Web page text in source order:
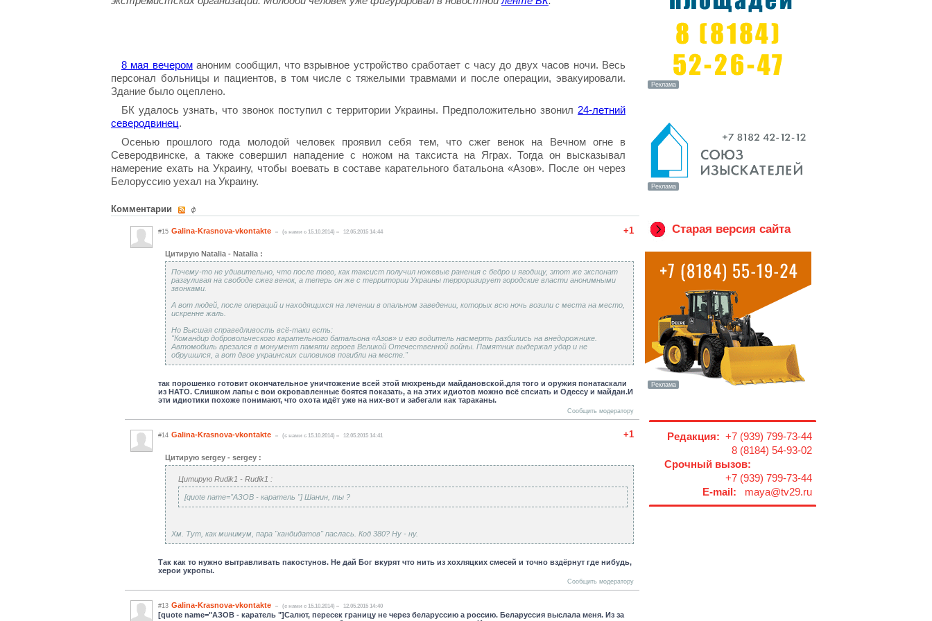
8 мая вечероманоним сообщил, что взрывное устройство сработает с часу до двух часов ночи. Весь
персонал больницы и пациентов, в том числе с тяжелыми травмами и после операции, эвакуировали.
Здание было оцеплено.
БК удалось узнать, что звонок поступил с территории Украины. Предположительно звонил 24-летний
северодвинец.
Осенью прошлого года молодой человек проявил себя тем, что сжег венок на Вечном огне в
Северодвинске, а также совершил нападение с ножом на таксиста на Яграх. Тогда он высказывал
намерение ехать на Украину, чтобы воевать в составе карательного батальона «Азов». После он через
Белоруссию уехал на Украину.
Комментарии
+1
#15 Galina-Krasnova-vkontakte (c нами с 15.10.2014) 12.05.2015 14:44
Цитирую Natalia - Natalia :
Почему-то не удивительно, что после того, как таксист получил ножевые ранения с бедро и ягодицу, этот же экспонат
разгуливая на свободе сжег венок, а теперь он же с территории Украины терроризирует городские власти анонимными
звонками.
А вот людей, после операций и находящихся на лечении в опальном заведении, которых всю ночь возили с места на место,
искренне жаль.
Но Высшая справедливость всё-таки есть:
"Командир добровольческого карательного батальона «Азов» и его водитель насмерть разбились на внедорожнике.
Автомобиль врезался в монумент памяти героев Великой Отечественной войны. Памятник выдержал удар и не
обрушился, а вот двое украинских силовиков погибли на месте."
так порошенко готовит окончательное уничтожение всей этой мюхреньди майдановской.для того и оружия понатаскали
из НАТО. Слишком лапы с вои окровавленные боятся показать, а на этих идиотов можно всё спсиать и Одессу и майдан.И
эти идиотики похоже понимают, что охота идёт уже на них-вот и забегали как тараканы.
Сообщить модератору
+1
#14 Galina-Krasnova-vkontakte (c нами с 15.10.2014) 12.05.2015 14:41
Цитирую sergey - sergey :
Цитирую Rudik1 - Rudik1 :
[quote name="АЗОВ - каратель "] Шанин, ты ?
Хм. Тут, как минимум, пара "кандидатов" паслась. Код 380? Ну - ну.
Так как то нужно вытравливать пакостунов. Не дай Бог вкурят что нить из хохляцких смесей и точно вздёрнут где нибудь,
херои укропы.
Сообщить модератору
#13 Galina-Krasnova-vkontakte (c нами с 15.10.2014) 12.05.2015 14:40
[quote name="АЗОВ - каратель "]Салют, пересек границу не через беларуссию а россию. Беларуссия выслала меня. Из за
Старая версия сайта
Редакция: +7 (939) 799-73-44
8 (8184) 54-93-02
Срочный вызов:
+7 (939) 799-73-44
E-mail: maya@tv29.ru